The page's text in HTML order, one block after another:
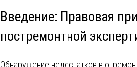
Введение: Правовая
постремонтной
Обнаружение недостатков в